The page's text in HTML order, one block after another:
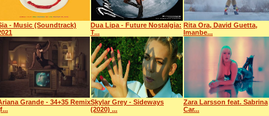
- Music (Soundtrack)
Dua Lipa - Future Nostalgia:
T...
Rita Ora, David Guetta,
Imanbe...
Grande - 34+35 RemixSkylar Grey - Sideways
(2020) ...
Zara Larsson feat. Sabrina
Car...